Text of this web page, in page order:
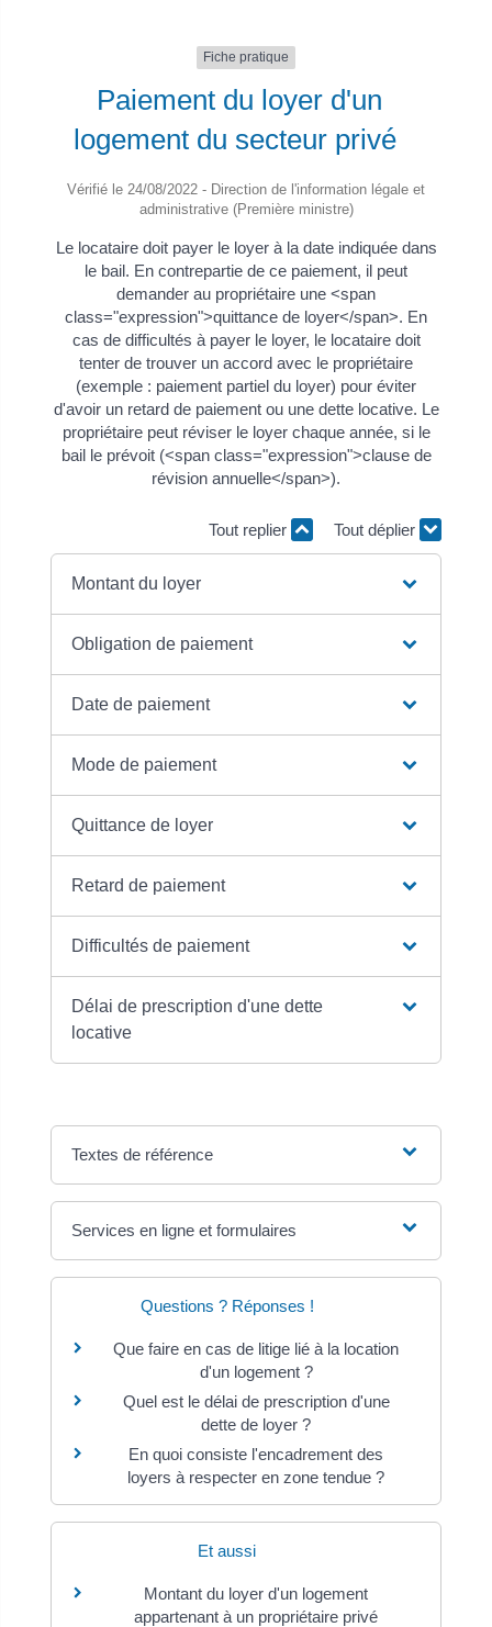
Fiche pratique
Paiement du loyer d'un
logement du secteur privé
Vérifié le 24/08/2022 - Direction de l'information légale et
administrative (Première ministre)
Le locataire doit payer le loyer à la date indiquée dans
le bail. En contrepartie de ce paiement, il peut
demander au propriétaire une <span
class="expression">quittance de loyer</span>. En
cas de difficultés à payer le loyer, le locataire doit
tenter de trouver un accord avec le propriétaire
(exemple : paiement partiel du loyer) pour éviter
d'avoir un retard de paiement ou une dette locative. Le
propriétaire peut réviser le loyer chaque année, si le
bail le prévoit (<span class="expression">clause de
révision annuelle</span>).
Tout replier Tout déplier
Montant du loyer
Obligation de paiement
Date de paiement
Mode de paiement
Quittance de loyer
Retard de paiement
Difficultés de paiement
Délai de prescription d'une dette
locative
Textes de référence
Services en ligne et formulaires
Questions ? Réponses !
Que faire en cas de litige lié à la location
d'un logement ?
Quel est le délai de prescription d'une
dette de loyer ?
En quoi consiste l'encadrement des
loyers à respecter en zone tendue ?
Et aussi
Montant du loyer d'un logement
appartenant à un propriétaire privé